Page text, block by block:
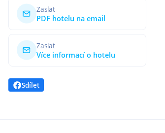
Zaslat
PDF hotelu na email
Zaslat
Více informací o hotelu
Sdílet